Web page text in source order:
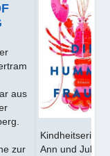
aus
zur
Ann und Julie